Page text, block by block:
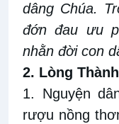
dâng Chúa.
đớn đau ưu
nhằn đời con
2. Lòng
1. Nguyện
rượu nồng